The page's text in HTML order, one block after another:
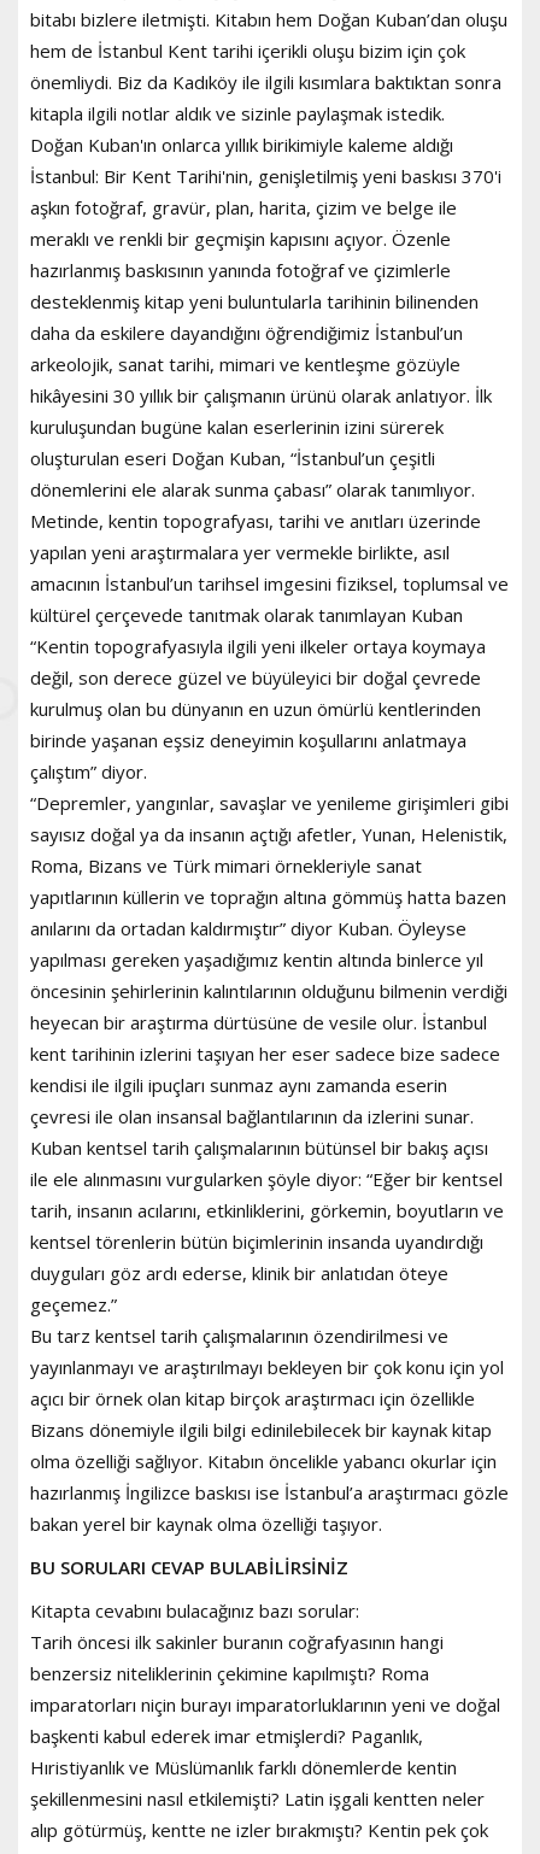
bitabı bizlere iletmişti. Kitabın hem Doğan Kuban’dan oluşu
hem de İstanbul Kent tarihi içerikli oluşu bizim için çok
önemliydi. Biz da Kadıköy ile ilgili kısımlara baktıktan sonra
kitapla ilgili notlar aldık ve sizinle paylaşmak istedik.
Doğan Kuban'ın onlarca yıllık birikimiyle kaleme aldığı
İstanbul: Bir Kent Tarihi'nin, genişletilmiş yeni baskısı 370'i
aşkın fotoğraf, gravür, plan, harita, çizim ve belge ile
meraklı ve renkli bir geçmişin kapısını açıyor. Özenle
hazırlanmış baskısının yanında fotoğraf ve çizimlerle
desteklenmiş kitap yeni buluntularla tarihinin bilinenden
daha da eskilere dayandığını öğrendiğimiz İstanbul’un
arkeolojik, sanat tarihi, mimari ve kentleşme gözüyle
hikâyesini 30 yıllık bir çalışmanın ürünü olarak anlatıyor. İlk
kuruluşundan bugüne kalan eserlerinin izini sürerek
oluşturulan eseri Doğan Kuban, “İstanbul’un çeşitli
dönemlerini ele alarak sunma çabası” olarak tanımlıyor.
Metinde, kentin topografyası, tarihi ve anıtları üzerinde
yapılan yeni araştırmalara yer vermekle birlikte, asıl
amacının İstanbul’un tarihsel imgesini fiziksel, toplumsal ve
kültürel çerçevede tanıtmak olarak tanımlayan Kuban
“Kentin topografyasıyla ilgili yeni ilkeler ortaya koymaya
değil, son derece güzel ve büyüleyici bir doğal çevrede
kurulmuş olan bu dünyanın en uzun ömürlü kentlerinden
birinde yaşanan eşsiz deneyimin koşullarını anlatmaya
çalıştım” diyor.
“Depremler, yangınlar, savaşlar ve yenileme girişimleri gibi
sayısız doğal ya da insanın açtığı afetler, Yunan, Helenistik,
Roma, Bizans ve Türk mimari örnekleriyle sanat
yapıtlarının küllerin ve toprağın altına gömmüş hatta bazen
anılarını da ortadan kaldırmıştır” diyor Kuban. Öyleyse
yapılması gereken yaşadığımız kentin altında binlerce yıl
öncesinin şehirlerinin kalıntılarının olduğunu bilmenin verdiği
heyecan bir araştırma dürtüsüne de vesile olur. İstanbul
kent tarihinin izlerini taşıyan her eser sadece bize sadece
kendisi ile ilgili ipuçları sunmaz aynı zamanda eserin
çevresi ile olan insansal bağlantılarının da izlerini sunar.
Kuban kentsel tarih çalışmalarının bütünsel bir bakış açısı
ile ele alınmasını vurgularken şöyle diyor: “Eğer bir kentsel
tarih, insanın acılarını, etkinliklerini, görkemin, boyutların ve
kentsel törenlerin bütün biçimlerinin insanda uyandırdığı
duyguları göz ardı ederse, klinik bir anlatıdan öteye
geçemez.”
Bu tarz kentsel tarih çalışmalarının özendirilmesi ve
yayınlanmayı ve araştırılmayı bekleyen bir çok konu için yol
açıcı bir örnek olan kitap birçok araştırmacı için özellikle
Bizans dönemiyle ilgili bilgi edinilebilecek bir kaynak kitap
olma özelliği sağlıyor. Kitabın öncelikle yabancı okurlar için
hazırlanmış İngilizce baskısı ise İstanbul’a araştırmacı gözle
bakan yerel bir kaynak olma özelliği taşıyor.
BU SORULARI CEVAP BULABİLİRSİNİZ
Kitapta cevabını bulacağınız bazı sorular:
Tarih öncesi ilk sakinler buranın coğrafyasının hangi
benzersiz niteliklerinin çekimine kapılmıştı? Roma
imparatorları niçin burayı imparatorluklarının yeni ve doğal
başkenti kabul ederek imar etmişlerdi? Paganlık,
Hıristiyanlık ve Müslümanlık farklı dönemlerde kentin
şekillenmesini nasıl etkilemişti? Latin işgali kentten neler
alıp götürmüş, kentte ne izler bırakmıştı? Kentin pek çok